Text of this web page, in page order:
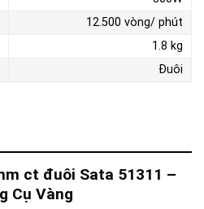
ct đuôi Sata 51311 –
Cụ Vàng
12.500 vòng/ phút
1.8 kg
Đuôi